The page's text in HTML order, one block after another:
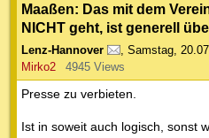
Maaßen: Das mit dem
NICHT geht, ist generell
Lenz-Hannover , Samstag,
Mirko2
4945 Views
Presse zu verbieten.
Ist in soweit auch logisch, sonst